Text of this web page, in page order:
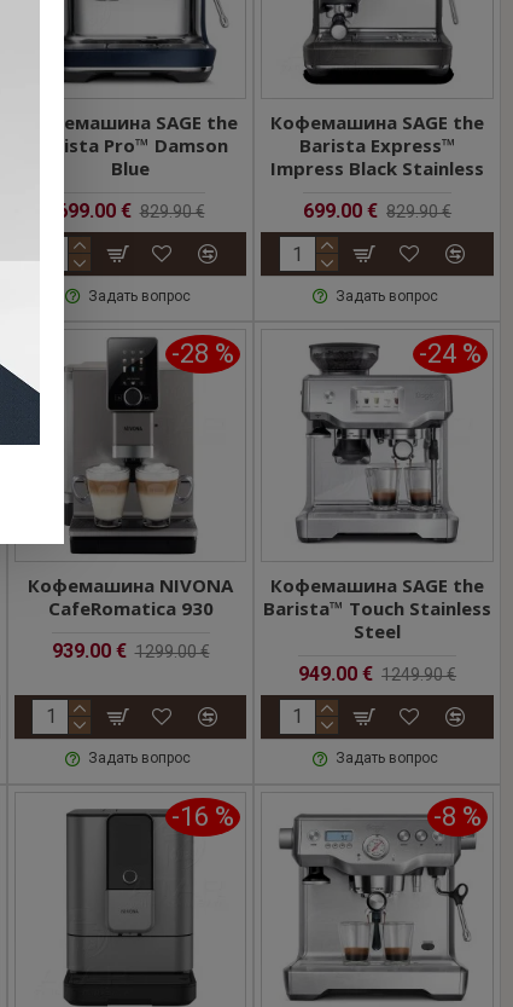
Кофемашина SAGE the
Barista Pro™ Damson
Blue
699.00 € 829.90 €
Задать вопрос
Кофемашина SAGE the
Barista Express™
Impress Black Stainless
699.00 € 829.90 €
Задать вопрос
-28 %
Кофемашина NIVONA
CafeRomatica 930
939.00 € 1299.00 €
Задать вопрос
-24 %
Кофемашина SAGE the
Barista™ Touch Stainless
Steel
949.00 € 1249.90 €
Задать вопрос
-16 % -8 %